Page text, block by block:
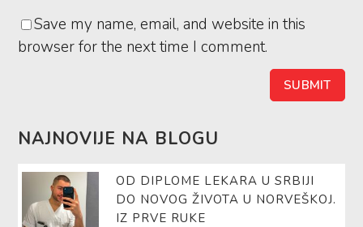
Save my name, email, and website in this
browser for the next time I comment.
NAJNOVIJE NA BLOGU
OD DIPLOME LEKARA U SRBIJI
DO NOVOG ŽIVOTA U NORVEŠKOJ.
IZ PRVE RUKE